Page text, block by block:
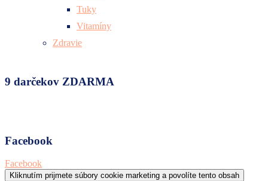
Tuky
Vitamíny
Zdravie
9 darčekov ZDARMA
Facebook
Facebook
Kliknutím prijmete súbory cookie marketing a povolíte tento obsah